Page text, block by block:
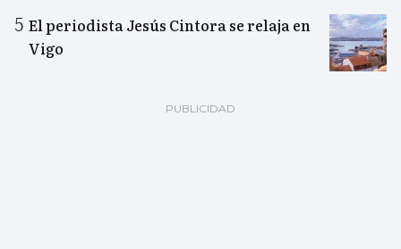
El periodista Jesús Cintora se relaja en
Vigo